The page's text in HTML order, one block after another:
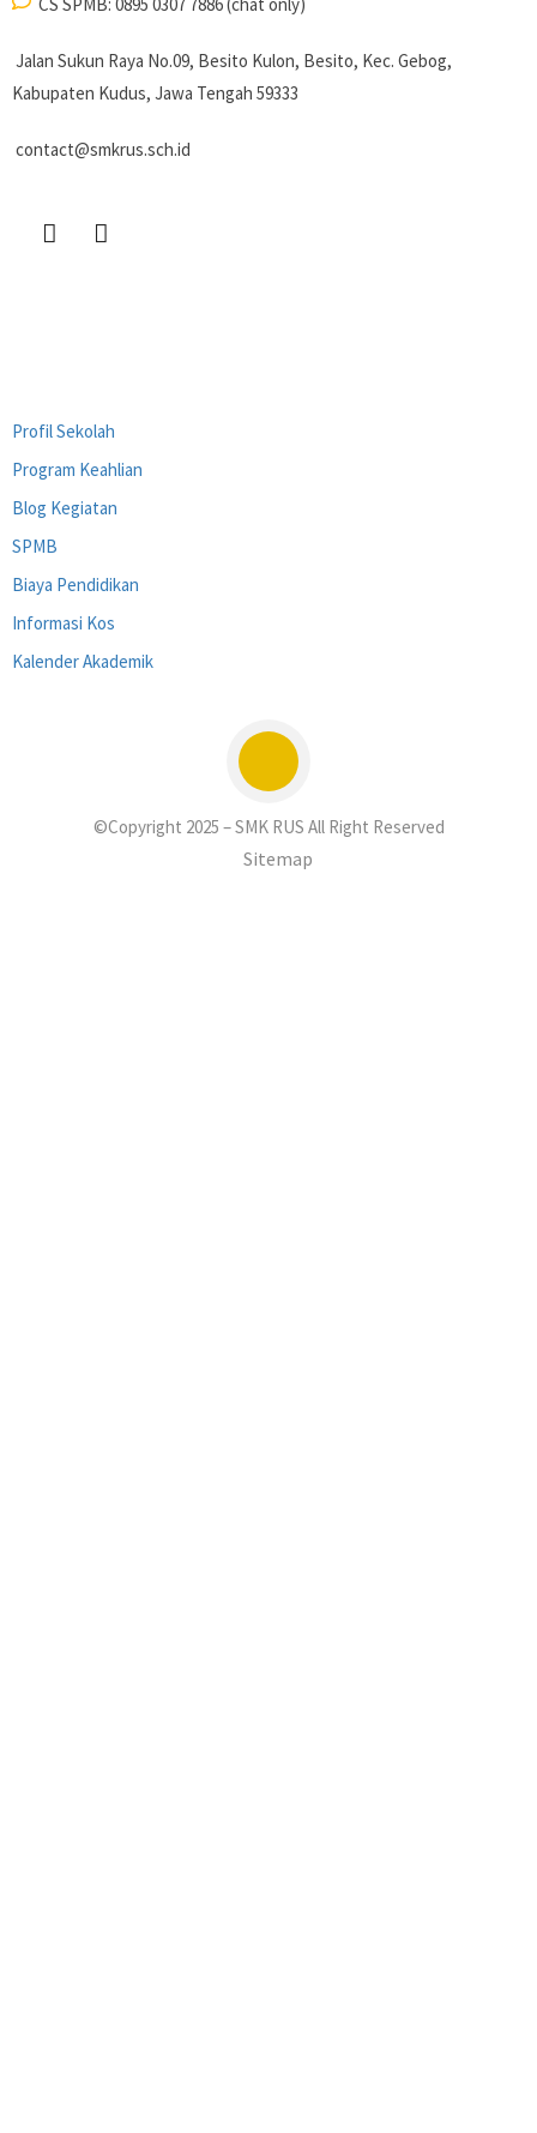
Jalan Sukun Raya No.09, Besito Kulon, Besito, Kec. Gebog,
Kabupaten Kudus, Jawa Tengah 59333
contact@smkrus.sch.id
Profil Sekolah
Program Keahlian
Blog Kegiatan
SPMB
Biaya Pendidikan
Informasi Kos
Kalender Akademik
©Copyright 2025 – SMK RUS All Right Reserved
Sitemap